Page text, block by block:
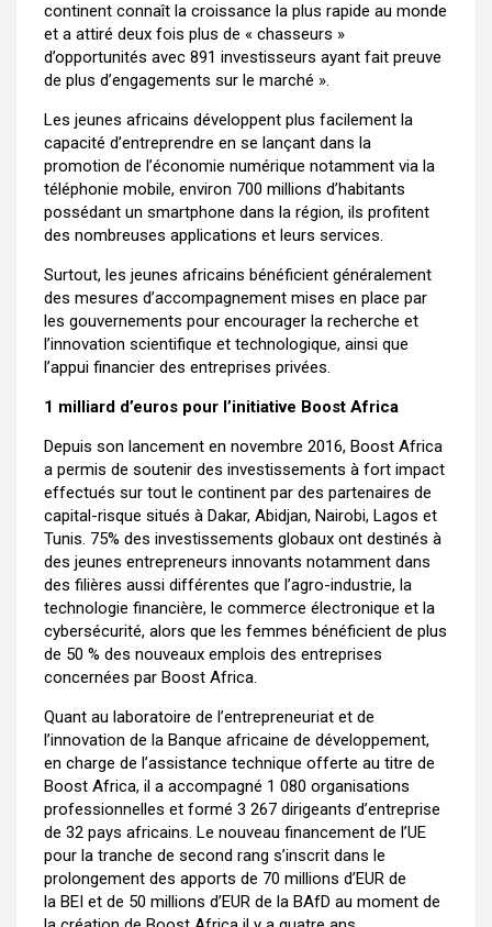
continent connaît la croissance la plus rapide au monde
et a attiré deux fois plus de « chasseurs »
d’opportunités avec 891 investisseurs ayant fait preuve
de plus d’engagements sur le marché ».
Les jeunes africains développent plus facilement la
capacité d’entreprendre en se lançant dans la
promotion de l’économie numérique notamment via la
téléphonie mobile, environ 700 millions d’habitants
possédant un smartphone dans la région, ils profitent
des nombreuses applications et leurs services.
Surtout, les jeunes africains bénéficient généralement
des mesures d’accompagnement mises en place par
les gouvernements pour encourager la recherche et
l’innovation scientifique et technologique, ainsi que
l’appui financier des entreprises privées.
1 milliard d’euros pour l’initiative Boost Africa
Depuis son lancement en novembre 2016, Boost Africa
a permis de soutenir des investissements à fort impact
effectués sur tout le continent par des partenaires de
capital-risque situés à Dakar, Abidjan, Nairobi, Lagos et
Tunis. 75% des investissements globaux ont destinés à
des jeunes entrepreneurs innovants notamment dans
des filières aussi différentes que l’agro-industrie, la
technologie financière, le commerce électronique et la
cybersécurité, alors que les femmes bénéficient de plus
de 50 % des nouveaux emplois des entreprises
concernées par Boost Africa.
Quant au laboratoire de l’entrepreneuriat et de
l’innovation de la Banque africaine de développement,
en charge de l’assistance technique offerte au titre de
Boost Africa, il a accompagné 1 080 organisations
professionnelles et formé 3 267 dirigeants d’entreprise
de 32 pays africains. Le nouveau financement de l’UE
pour la tranche de second rang s’inscrit dans le
prolongement des apports de 70 millions d’EUR de
la BEI et de 50 millions d’EUR de la BAfD au moment de